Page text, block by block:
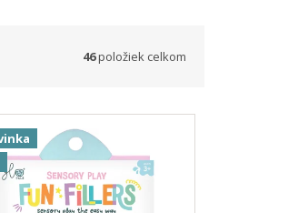
46položiek celkom